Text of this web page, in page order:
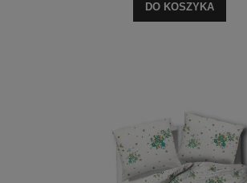
DO KOSZYKA